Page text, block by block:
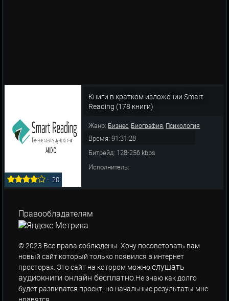
-20
Книги в кратком изложении Smart
Reading (178 книги)
Жанр: Бизнес, Биография, Психология
Время: 91:31:28
Битрейд: 128-256 kbps
Исполнитель:
Правообладателям
© 2023 Все права соблюдены .Хочу посоветовать вам
новый сайт который только появился в интернет
просторах. Это сайт на котором можнослушать
аудиокниги онлайн бесплатно.Не знаю как долго
будет развиватся проект, но начальные результаты мне